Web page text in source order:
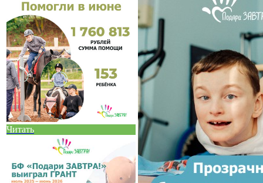
Читать